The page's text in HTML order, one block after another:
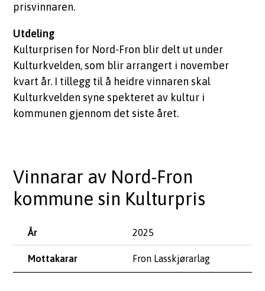
prisvinnaren.
Utdeling
Kulturprisen for Nord-Fron blir delt ut under
Kulturkvelden, som blir arrangert i november
kvart år. I tillegg til å heidre vinnaren skal
Kulturkvelden syne spekteret av kultur i
kommunen gjennom det siste året.
Vinnarar av Nord-Fron
kommune sin Kulturpris
År
Mottakarar
2025
Fron Lasskjørarlag